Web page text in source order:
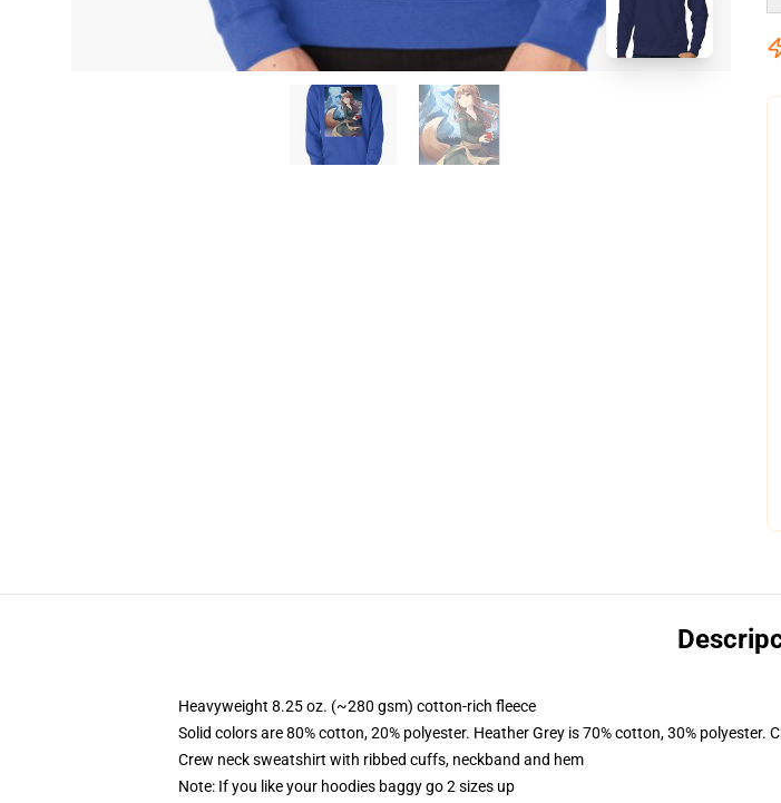
Heavyweight 8.25 oz. (~280 gsm) cotton-rich fleece
Solid colors are 80% cotton, 20% polyester. Heather Grey is 70% cotton, 30% polyester.
Crew neck sweatshirt with ribbed cuffs, neckband and hem
Note: If you like your hoodies baggy go 2 sizes up